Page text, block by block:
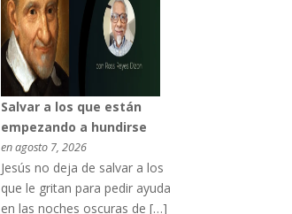
Salvar a los que están
empezando a hundirse
en agosto 7, 2026
Jesús no deja de salvar a los
que le gritan para pedir ayuda
en las noches oscuras de […]